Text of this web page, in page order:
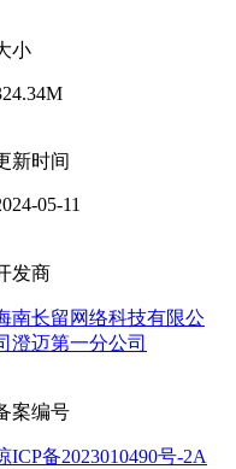
小
新时间
05-11
发商
南长留网络科技有限公
澄迈第一分公司
案编号
ICP备2023010490号-2A